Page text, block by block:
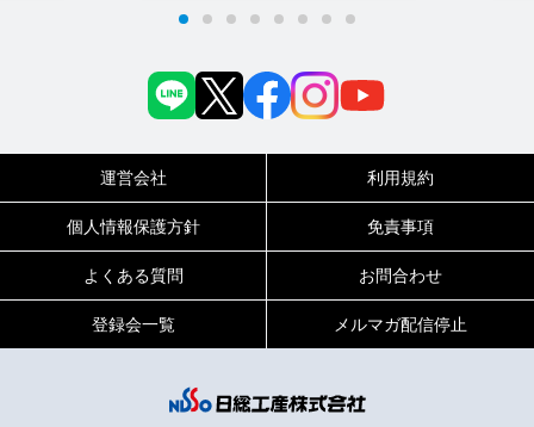
0120-717-450
平日9:00～19:00（土日祝は18:00まで）
運営会社 利用規約
個人情報保護方針 免責事項
よくある質問 お問合わせ
登録会一覧 メルマガ配信停止